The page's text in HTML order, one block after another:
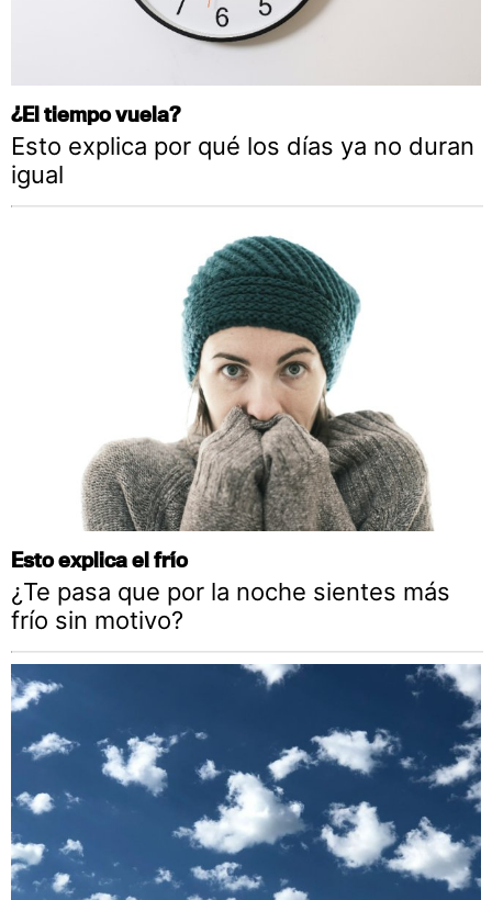
¿El tiempo vuela?
Esto explica por qué los días ya no duran
igual
Esto explica el frío
¿Te pasa que por la noche sientes más
frío sin motivo?